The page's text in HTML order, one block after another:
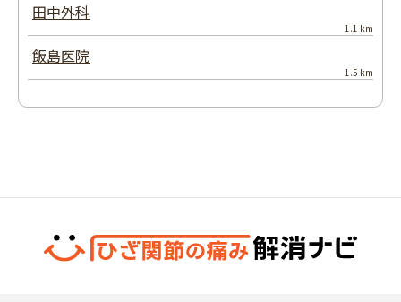
田中外科
1.1 km
飯島医院
1.5 km